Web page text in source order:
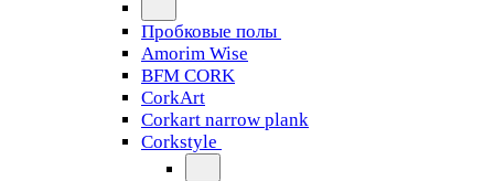
Пробковые полы
Amorim Wise
BFM CORK
CorkArt
Corkart narrow plank
Corkstyle